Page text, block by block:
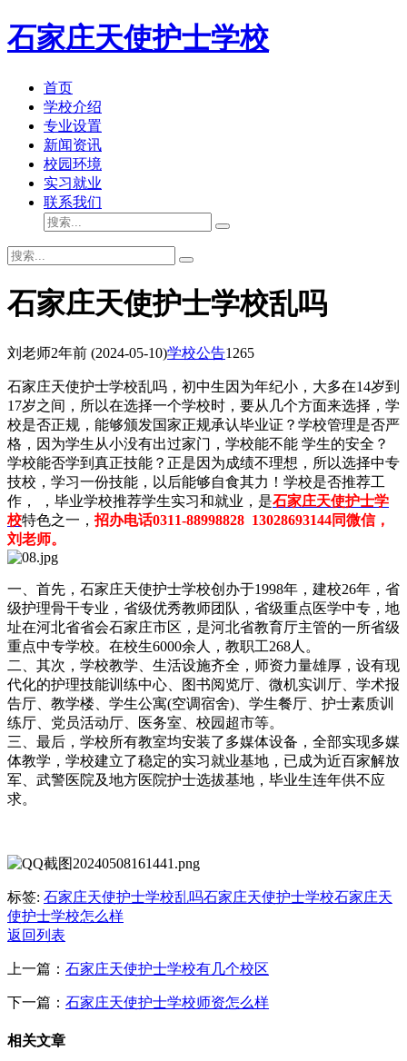
石家庄天使护士学校
首页
学校介绍
专业设置
新闻资讯
校园环境
实习就业
联系我们
石家庄天使护士学校乱吗
刘老师2年前 (2024-05-10)学校公告1265
石家庄天使护士学校乱吗，初中生因为年纪小，大多在14岁到
17岁之间，所以在选择一个学校时，要从几个方面来选择，学
校是否正规，能够颁发国家正规承认毕业证？学校管理是否严
格，因为学生从小没有出过家门，学校能不能 学生的安全？
学校能否学到真正技能？正是因为成绩不理想，所以选择中专
技校，学习一份技能，以后能够自食其力！学校是否推荐工
作， ，毕业学校推荐学生实习和就业，是石家庄天使护士学
校特色之一， 招办电话0311-88998828 13028693144同微信，
刘老师。
一、首先，石家庄天使护士学校创办于1998年，建校26年，省
级护理骨干专业，省级优秀教师团队，省级重点医学中专，地
址在河北省省会石家庄市区，是河北省教育厅主管的一所省级
重点中专学校。在校生6000余人，教职工268人。
二、其次，学校教学、生活设施齐全，师资力量雄厚，设有现
代化的护理技能训练中心、图书阅览厅、微机实训厅、学术报
告厅、教学楼、学生公寓(空调宿舍)、学生餐厅、护士素质训
练厅、党员活动厅、医务室、校园超市等。
三、最后，学校所有教室均安装了多媒体设备，全部实现多媒
体教学，学校建立了稳定的实习就业基地，已成为近百家解放
军、武警医院及地方医院护士选拔基地，毕业生连年供不应
求。
标签: 石家庄天使护士学校乱吗石家庄天使护士学校石家庄天
使护士学校怎么样
返回列表
上一篇： 石家庄天使护士学校有几个校区
下一篇： 石家庄天使护士学校师资怎么样
相关文章